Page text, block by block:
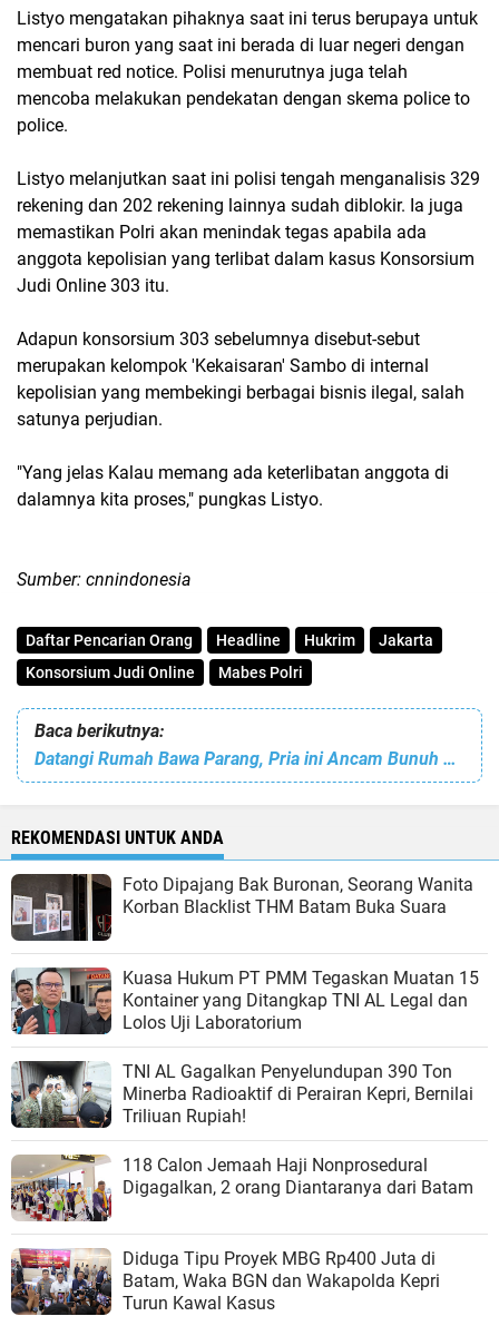
Listyo mengatakan pihaknya saat ini terus berupaya untuk
mencari buron yang saat ini berada di luar negeri dengan
membuat red notice. Polisi menurutnya juga telah
mencoba melakukan pendekatan dengan skema police to
police.
Listyo melanjutkan saat ini polisi tengah menganalisis 329
rekening dan 202 rekening lainnya sudah diblokir. Ia juga
memastikan Polri akan menindak tegas apabila ada
anggota kepolisian yang terlibat dalam kasus Konsorsium
Judi Online 303 itu.
Adapun konsorsium 303 sebelumnya disebut-sebut
merupakan kelompok 'Kekaisaran' Sambo di internal
kepolisian yang membekingi berbagai bisnis ilegal, salah
satunya perjudian.
"Yang jelas Kalau memang ada keterlibatan anggota di
dalamnya kita proses," pungkas Listyo.
Sumber: cnnindonesia
Daftar Pencarian Orang Headline Hukrim
Jakarta
Konsorsium Judi Online
Mabes Polri
Baca berikutnya:
Datangi Rumah Bawa Parang, Pria ini Ancam Bunuh dan Mutilasi Mantan Pacarnya di Batam
REKOMENDASI UNTUK ANDA
Foto Dipajang Bak Buronan, Seorang Wanita
Korban Blacklist THM Batam Buka Suara
Kuasa Hukum PT PMM Tegaskan Muatan 15
Kontainer yang Ditangkap TNI AL Legal dan
Lolos Uji Laboratorium
TNI AL Gagalkan Penyelundupan 390 Ton
Minerba Radioaktif di Perairan Kepri, Bernilai
Triliuan Rupiah!
118 Calon Jemaah Haji Nonprosedural
Digagalkan, 2 orang Diantaranya dari Batam
Diduga Tipu Proyek MBG Rp400 Juta di
Batam, Waka BGN dan Wakapolda Kepri
Turun Kawal Kasus